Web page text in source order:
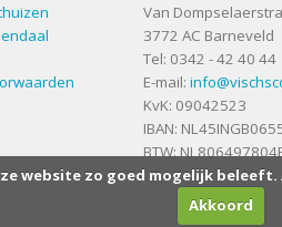
Van
3772 AC Barneveld
Tel: 0342 - 42 40 44
E-mail:
KvK: 09042523
IBAN:
BTW:
website zo goed mogelijk
Akkoord